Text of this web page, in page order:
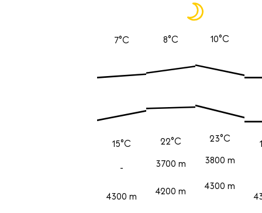
7°C
15°C
-
4300 m
8°C
22°C
3700 m
4200 m
10°C
23°C
3800 m
4300 m